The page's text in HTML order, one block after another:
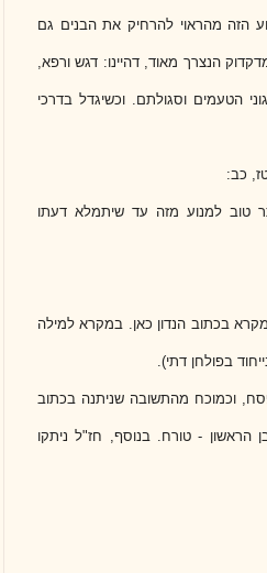
הזה מהראוי להרחיק את הבנים גם
הנצרך מאוד, דהיינו: דגש ורפא,
הטעמים וסגולתם. וכשיגדל בדרכי
כב:
טוב למנוע מזה עד שיתמלא דעתו
בכתוב הנדון כאן. במקרא למילה
בפולחן דתי).
וכמוכח מהתשובה שניתנה בכתוב
- טורח. בנוסף, חז"ל ניתקו